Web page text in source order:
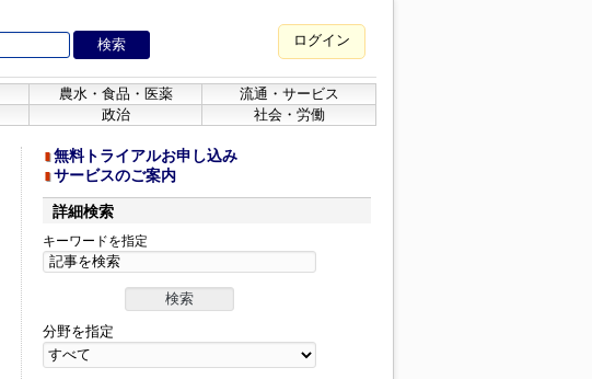
ログイン
農水・食品・医薬
流通・サービス
政治 社会・労働
無料トライアルお申し込み
サービスのご案内
詳細検索
キーワードを指定
分野を指定